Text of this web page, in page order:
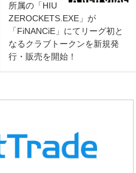
所属の「HIU
ZEROCKETS.EXE」が
「FiNANCiE」にてリーグ初と
なるクラブトークンを新規発
行・販売を開始！